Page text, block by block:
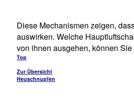
Diese Mechanismen zeigen,
auswirken. Welche
von ihnen ausgehen, können Sie
Top
Zur Übersicht
Heuschnupfen